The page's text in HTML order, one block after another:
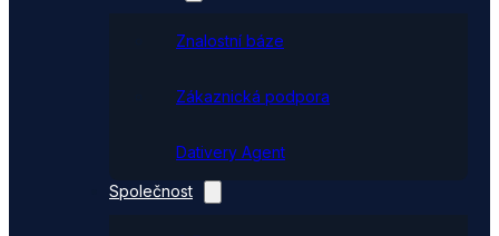
Znalostní báze
Zákaznická podpora
Dativery Agent
Společnost